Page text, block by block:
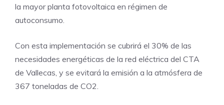
la mayor planta fotovoltaica en régimen de
autoconsumo.
Con esta implementación se cubrirá el 30% de las
necesidades energéticas de la red eléctrica del CTA
de Vallecas, y se evitará la emisión a la atmósfera de
367 toneladas de CO2.